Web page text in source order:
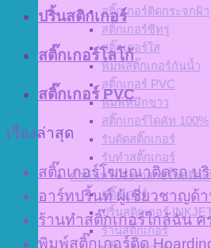
สติ๊กเกอร์ติดกระจกฝ้า
สติ๊กเกอร์ซีทรู
สติ๊กเกอร์ใส
พิมพ์สติ๊กเกอร์กันน้ำ
สติ๊กเกอร์ PVC
พิมพ์หมึกขาว
สติ๊กเกอร์ไดคัท 100%
รับตัดสติ๊กเกอร์
รับทำสติ๊กเกอร์
คำค้นหาบ่อยเวลาปริ้นสติกเ
สติ๊กเกอร์
ปริ้นสติกเกอร์
ร้านสติ๊กเกอร์
ปริ้นสติกเกอร์
สติ๊กเกอร์โลโก้
สติ๊กเกอร์ PVC
เรื่องล่าสุด
สติ๊กเกอร์โฆษณาติดรถ บ
อาร์ทปริ้นท์ ผู้เชี่ยวชาญด้
ร้านทําสติ๊กเกอร์ใกล้ฉัน ค
พิมพ์สติ๊กเกอร์ติด